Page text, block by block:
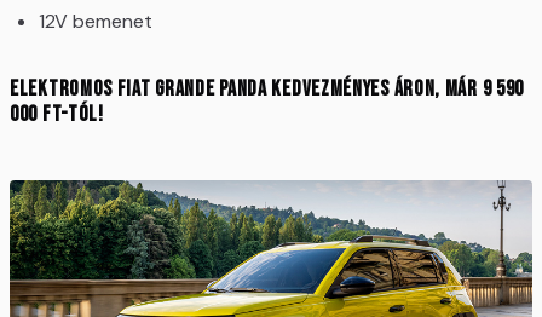
12V bemenet
Elektromos Fiat Grande Panda kedvezményes áron, már 9 590
000 Ft-tól!